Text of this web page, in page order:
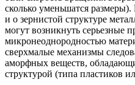
сколько уменьшатся
и о зернистой структуре
могут возникнуть серьезные
микронеоднородностью
сверхмалые механизмы
аморфных веществ,
структурой (типа пластиков